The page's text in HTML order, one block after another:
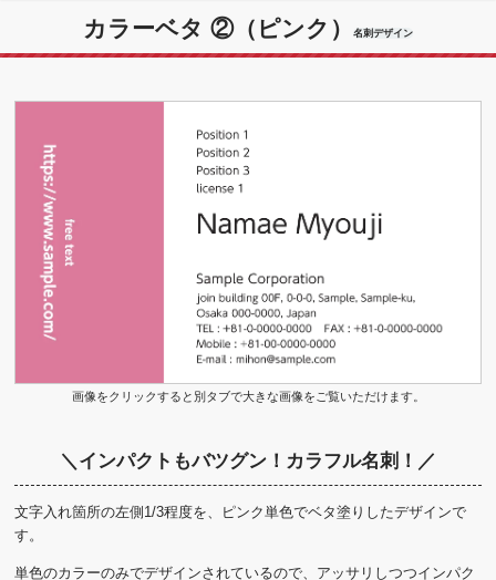
カラーベタ ②（ピンク） 名刺デザイン
画像をクリックすると別タブで大きな画像をご覧いただけます。
＼インパクトもバツグン！カラフル名刺！／
文字入れ箇所の左側1/3程度を、ピンク単色でベタ塗りしたデザインで
す。
単色のカラーのみでデザインされているので、アッサリしつつインパク